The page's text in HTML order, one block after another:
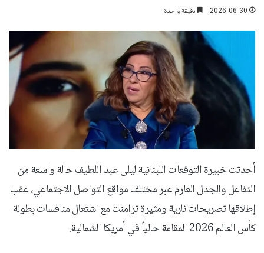
2026-06-30 دقيقة واحدة
أحدثت خبيرة التوقعات اللبنانية ليلى عبد اللطيف حالة واسعة من
التفاعل والجدل العارم عبر مختلف مواقع التواصل الاجتماعي، عقب
إطلاقها تصريحات نارية ومثيرة تزامنت مع اشتعال منافسات بطولة
كأس العالم 2026 المقامة حالياً في أمريكا الشمالية.